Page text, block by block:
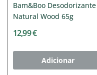
Bam&Boo Desodorizante
Natural Wood 65g
12,99 €
Adicionar